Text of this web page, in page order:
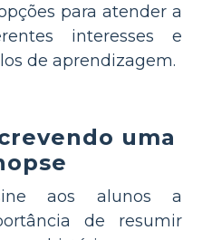
para atender a
interesses e
de aprendizagem.
uma
aos alunos a
de resumir